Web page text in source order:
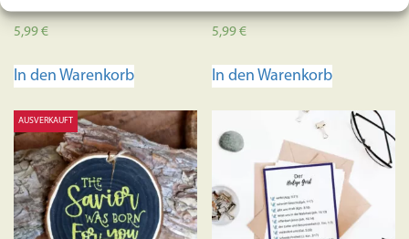
5,99€
In den Warenkorb
5,99€
In den Warenkorb
AUSVERKAUFT